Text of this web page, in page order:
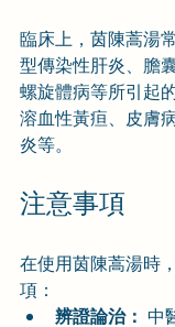
臨床上，茵陳蒿湯
型傳染性肝炎、膽
螺旋體病等所引起
溶血性黃疸、皮膚
炎等。
注意事項
在使用茵陳蒿湯時
項：
辨證論治： 中